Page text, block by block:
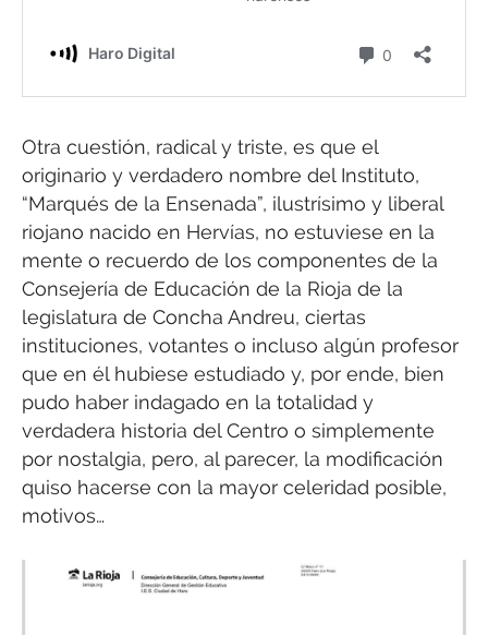
Otra cuestión, radical y triste, es que el
originario y verdadero nombre del Instituto,
“Marqués de la Ensenada”, ilustrísimo y liberal
riojano nacido en Hervías, no estuviese en la
mente o recuerdo de los componentes de la
Consejería de Educación de la Rioja de la
legislatura de Concha Andreu, ciertas
instituciones, votantes o incluso algún profesor
que en él hubiese estudiado y, por ende, bien
pudo haber indagado en la totalidad y
verdadera historia del Centro o simplemente
por nostalgia, pero, al parecer, la modificación
quiso hacerse con la mayor celeridad posible,
motivos…